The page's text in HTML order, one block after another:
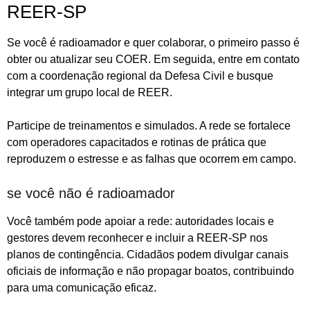
REER-SP
Se você é radioamador e quer colaborar, o primeiro passo é
obter ou atualizar seu COER. Em seguida, entre em contato
com a coordenação regional da Defesa Civil e busque
integrar um grupo local de REER.
Participe de treinamentos e simulados. A rede se fortalece
com operadores capacitados e rotinas de prática que
reproduzem o estresse e as falhas que ocorrem em campo.
se você não é radioamador
Você também pode apoiar a rede: autoridades locais e
gestores devem reconhecer e incluir a REER-SP nos
planos de contingência. Cidadãos podem divulgar canais
oficiais de informação e não propagar boatos, contribuindo
para uma comunicação eficaz.